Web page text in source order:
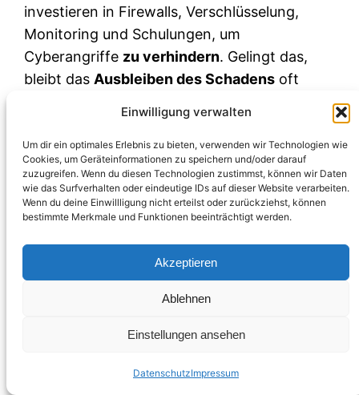
Einwilligung verwalten
Um dir ein optimales Erlebnis zu bieten, verwenden wir Technologien wie
Cookies, um Geräteinformationen zu speichern und/oder darauf
zuzugreifen. Wenn du diesen Technologien zustimmst, können wir Daten
wie das Surfverhalten oder eindeutige IDs auf dieser Website verarbeiten.
Wenn du deine Einwillligung nicht erteilst oder zurückziehst, können
bestimmte Merkmale und Funktionen beeinträchtigt werden.
Akzeptieren
Ablehnen
Einstellungen ansehen
DatenschutzImpressum
investieren in Firewalls, Verschlüsselung,
Monitoring und Schulungen, um
Cyberangriffe zu verhindern. Gelingt das,
bleibt das Ausbleiben des Schadens oft
besteht die Gefahr, dass Entscheider die
Budgets kürzen oder Sicherheitsregeln
lockern mit der Begründung, es habe ja lange
keinen Vorfall gegeben. Doch genaudasist ja
der Erfolg der Maßnahmen!
Ein geflügeltes Wort in der IT-Branche lautet:
„Nobody gets credit for a cyber attack that
Man bemerkt gute Security
IT-Leiter ständig darum, dieWichtigkeit